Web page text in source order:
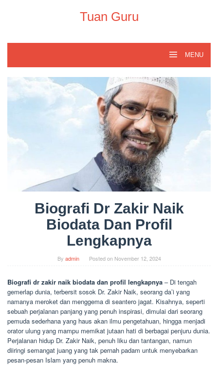
Tuan Guru
MENU
Biografi Dr Zakir Naik
Biodata Dan Profil
Lengkapnya
By admin Posted on November 12, 2024
Biografi dr zakir naik biodata dan profil lengkapnya – Di tengah
gemerlap dunia, terbersit sosok Dr. Zakir Naik, seorang da’i yang
namanya meroket dan menggema di seantero jagat. Kisahnya, seperti
sebuah perjalanan panjang yang penuh inspirasi, dimulai dari seorang
pemuda sederhana yang haus akan ilmu pengetahuan, hingga menjadi
orator ulung yang mampu memikat jutaan hati di berbagai penjuru dunia.
Perjalanan hidup Dr. Zakir Naik, penuh liku dan tantangan, namun
diiringi semangat juang yang tak pernah padam untuk menyebarkan
pesan-pesan Islam yang penuh makna.